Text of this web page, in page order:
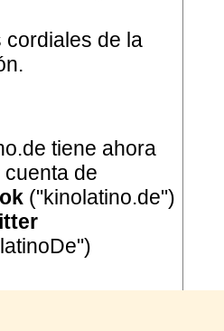
cordiales de la
tiene ahora
de
("kinolatino.de")